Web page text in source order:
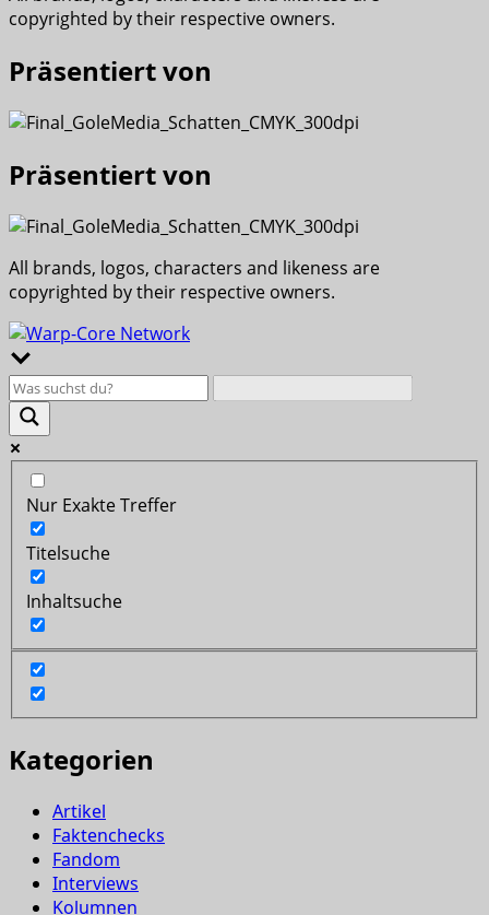
copyrighted by their respective owners.
Präsentiert von
Präsentiert von
All brands, logos, characters and likeness are
copyrighted by their respective owners.
Nur Exakte Treffer
Titelsuche
Inhaltsuche
Kategorien
Artikel
Faktenchecks
Fandom
Interviews
Kolumnen